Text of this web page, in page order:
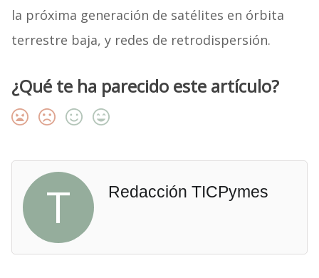
la próxima generación de satélites en órbita
terrestre baja, y redes de retrodispersión.
¿Qué te ha parecido este artículo?
T Redacción TICPymes